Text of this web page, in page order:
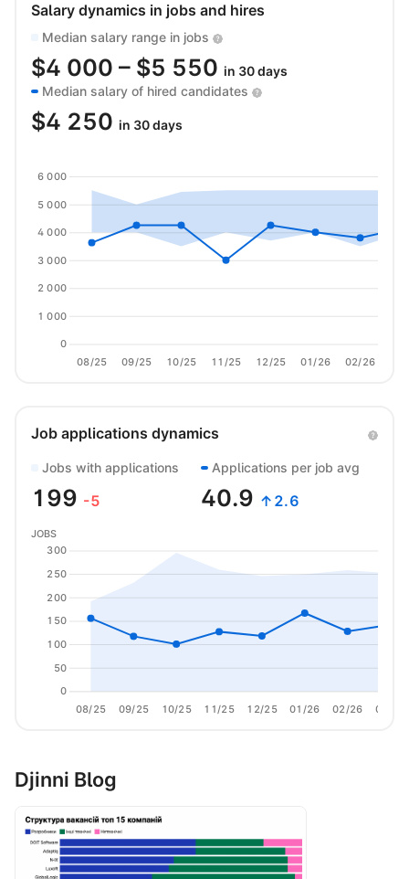
Salary dynamics in jobs and hires
Median salary range in jobs
$4 000 – $5 550 in 30 days
Median salary of hired candidates
$4 250 in 30 days
08/25 09/25 10/25 11/25 12/25 01/26 02/26
0
1 000
2 000
3 000
4 000
5 000
6 000
Job applications dynamics
Jobs with applications
199 -5
Applications per job avg
40.9 ↑2.6
08/25 09/25 10/25 11/25 12/25 01/26 02/26 03/26
0
50
100
150
200
250
300
JOBS
Djinni Blog